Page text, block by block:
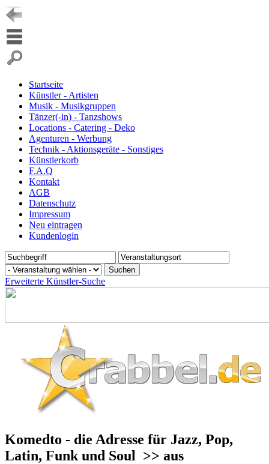
Startseite
Künstler - Artisten
Musik - Musikgruppen
Tänzer(-in) - Tanzshows
Locations - Catering - Deko
Agenturen - Werbung
Technik - Aktionsgeräte - Sonstiges
Künstlerkorb
F.A.Q
Kontakt
AGB
Datenschutz
Impressum
Neu eintragen
Kundenlogin
Erweiterte Künstler-Suche
Komedto - die Adresse für Jazz, Pop,
Latin, Funk und Soul >> aus